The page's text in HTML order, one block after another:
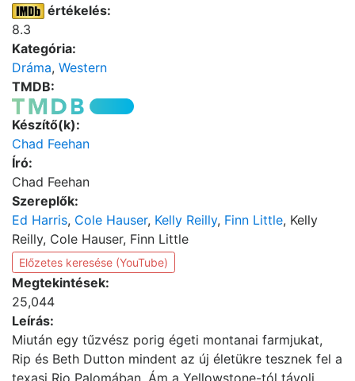
értékelés:
8.3
Kategória:
Dráma, Western
TMDB:
Készítő(k):
Chad Feehan
Író:
Chad Feehan
Szereplők:
Ed Harris, Cole Hauser, Kelly Reilly, Finn Little, Kelly
Reilly, Cole Hauser, Finn Little
Előzetes keresése (YouTube)
Megtekintések:
25,044
Leírás:
Miután egy tűzvész porig égeti montanai farmjukat,
Rip és Beth Dutton mindent az új életükre tesznek fel a
texasi Rio Palomában. Ám a Yellowstone-tól távoli